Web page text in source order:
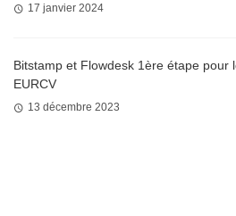
17 janvier 2024
Bitstamp et Flowdesk 1ère étape pour
EURCV
13 décembre 2023